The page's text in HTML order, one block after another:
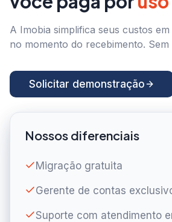
A Imobia simplifica seus custos
no momento do recebimento. Sem
Solicitar demonstração
Nossos diferenciais
Migração gratuita
Gerente de contas
Suporte com atendimento